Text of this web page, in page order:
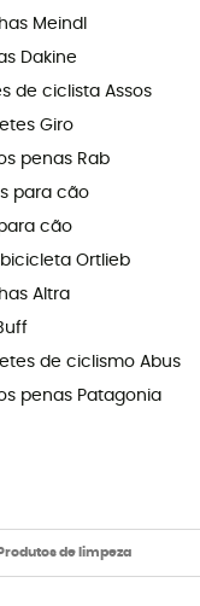
Meindl
Dakine
de ciclista Assos
Giro
penas Rab
para cão
para cão
bicicleta Ortlieb
Altra
de ciclismo Abus
penas Patagonia
Produtos de limpeza